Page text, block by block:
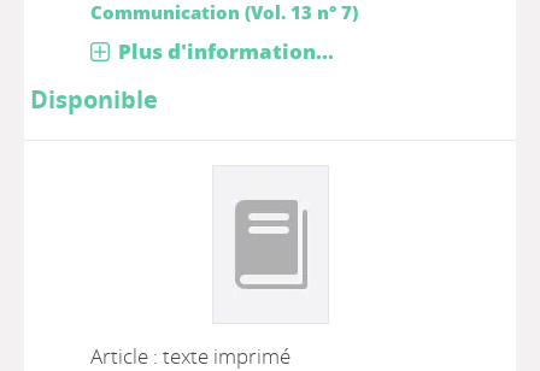
Communication (Vol. 13 n° 7)
Plus d'information...
Disponible
Article : texte imprimé